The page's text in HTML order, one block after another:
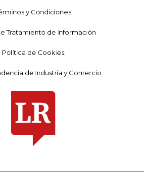
y Condiciones
Tratamiento de Información
Política de Cookies
de Industria y Comercio